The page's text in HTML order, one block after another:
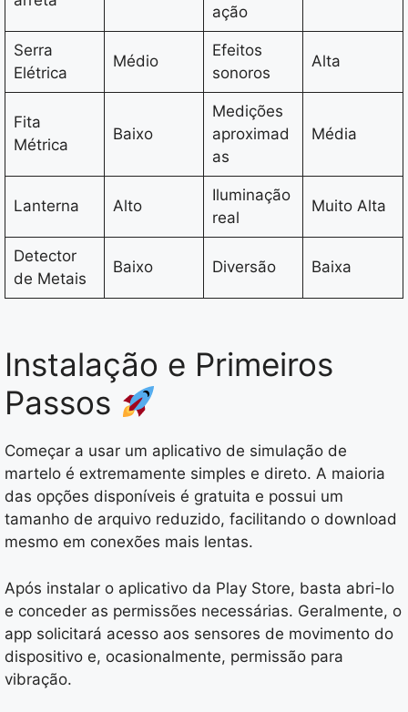
ação
Serra
Elétrica
Médio
Efeitos
sonoros
Alta
Fita
Métrica
Baixo
Medições
aproximad
as
Média
Lanterna Alto
Iluminação
real
Muito Alta
Detector
de Metais
Baixo Diversão Baixa
Instalação e Primeiros
Passos
Começar a usar um aplicativo de simulação de
martelo é extremamente simples e direto. A maioria
das opções disponíveis é gratuita e possui um
tamanho de arquivo reduzido, facilitando o download
mesmo em conexões mais lentas.
Após instalar o aplicativo da Play Store, basta abri-lo
e conceder as permissões necessárias. Geralmente, o
app solicitará acesso aos sensores de movimento do
dispositivo e, ocasionalmente, permissão para
vibração.